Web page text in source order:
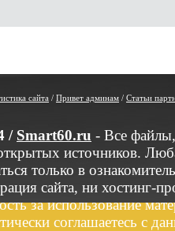
сайта / Привет админам / Статьи
/ Smart60.ru - Все
источников.
только в
сайта, ни хостинг-
за использование
соглашаетесь с